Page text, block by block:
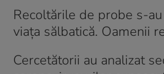
Recoltările de probe s-
viața sălbatică. Oamenii
Cercetătorii au analizat